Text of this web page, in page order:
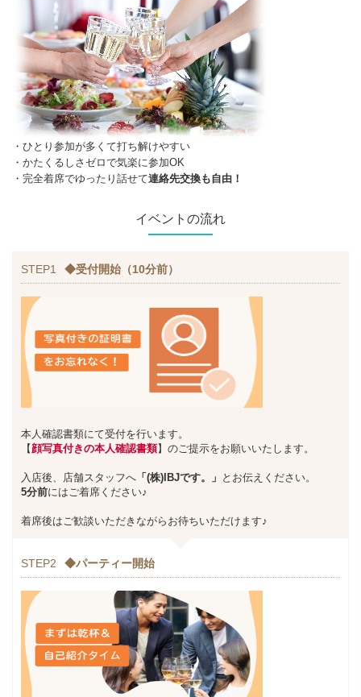
・ひとり参加が多くて打ち解けやすい
・かたくるしさゼロで気楽に参加OK
・完全着席でゆったり話せて連絡先交換も自由！
イベントの流れ
STEP1 ◆受付開始（10分前）
本人確認書類にて受付を行います。
【顔写真付きの本人確認書類】のご提示をお願いいたします。
入店後、店舗スタッフへ 「(株)IBJです。」 とお伝えください。
5分前にはご着席ください♪
着席後はご歓談いただきながらお待ちいただけます♪
STEP2 ◆パーティー開始